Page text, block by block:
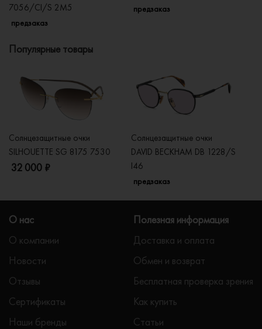
7056/CI/S 2M5
предзаказ
предзаказ
Популярные товары
Солнцезащитные очки
SILHOUETTE SG 8175 7530
32 000 ₽
Солнцезащитные очки
DAVID BECKHAM DB 1228/S
I46
предзаказ
О нас
О компании
Новости
Отзывы
Сертификаты
Наши бренды
Полезная информация
Доставка и оплата
Обмен и возврат
Бесплатная проверка зрения
Как купить
Статьи